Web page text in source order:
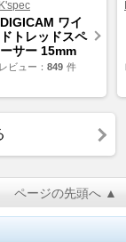
K'spec
DIGICAM ワイ
ドトレッドスペ
ーサー 15mm
レビュー： 849 件
ページの先頭へ ▲